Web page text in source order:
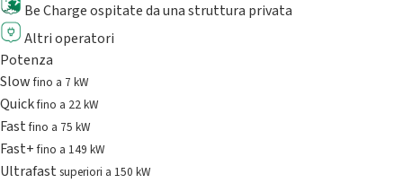
Be Charge ospitate da una struttura privata
Altri operatori
Potenza
Slowfino a 7 kW
Quickfino a 22 kW
Fastfino a 75 kW
Fast+fino a 149 kW
Ultrafast superiori a 150 kW